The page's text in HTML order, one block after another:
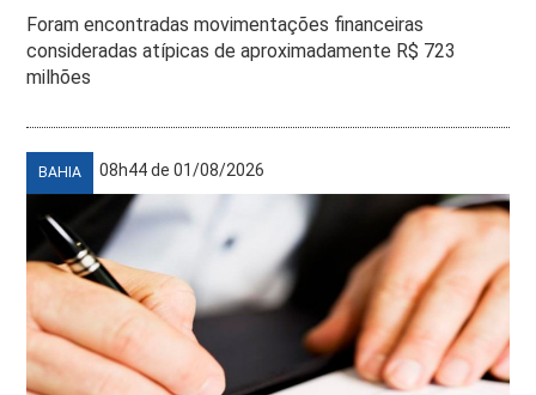
Foram encontradas movimentações financeiras
consideradas atípicas de aproximadamente R$ 723
milhões
BAHIA 08h44 de 01/08/2026